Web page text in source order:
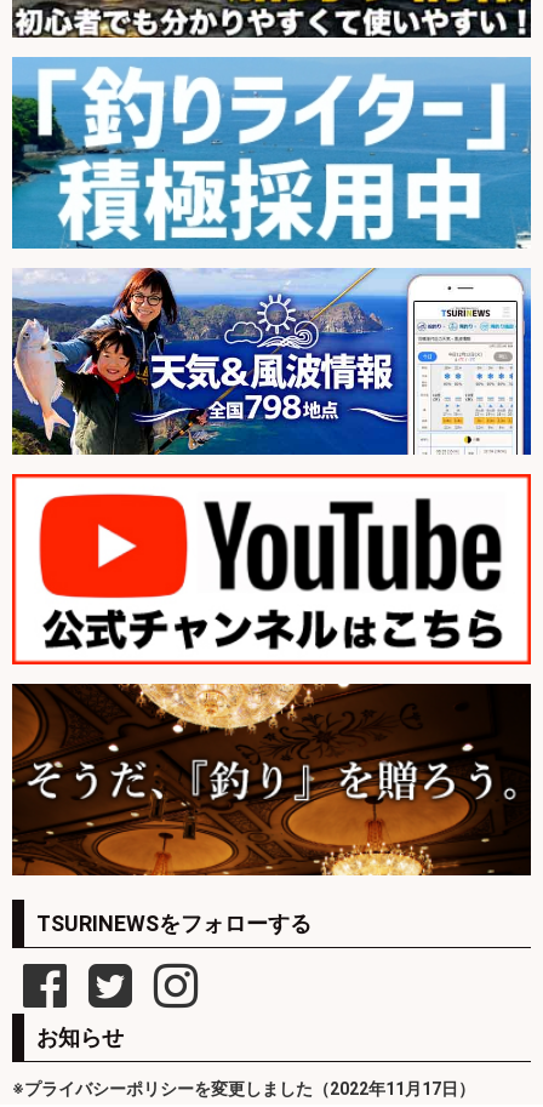
TSURINEWSをフォローする
お知らせ
※プライバシーポリシーを変更しました（2022年11月17日）